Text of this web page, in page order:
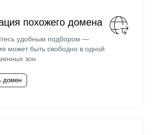
похожего домена
удобным подбором —
может быть свободно в одной
зон.
домен